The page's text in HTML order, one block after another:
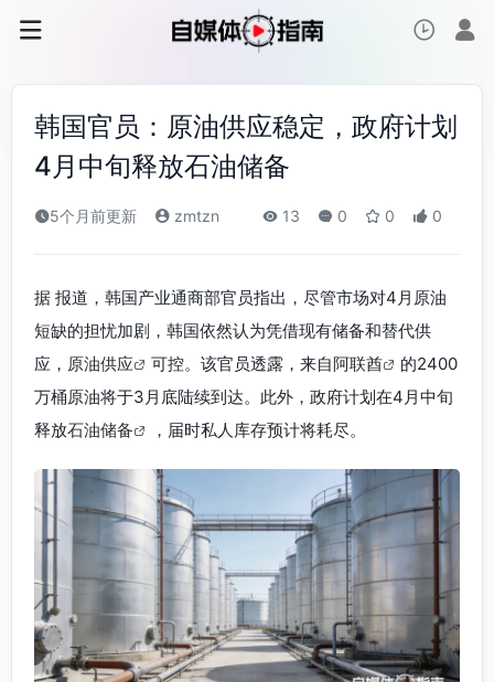
韩国官员：原油供应稳定，政府计划
4月中旬释放石油储备
5个月前更新 zmtzn 13 0 0 0
据 报道，韩国产业通商部官员指出，尽管市场对4月原油
短缺的担忧加剧，韩国依然认为凭借现有储备和替代供
应， 原油供应 可控。该官员透露，来自阿联酋
的2400
万桶原油将于3月底陆续到达。此外，政府计划在4月中旬
释放石油储备 ，届时私人库存预计将耗尽。